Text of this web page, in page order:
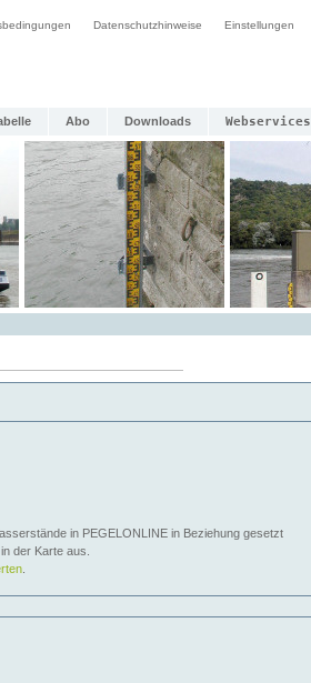
Datenschutzhinweise Einstellungen
Abo Downloads Webservices
in PEGELONLINE in Beziehung gesetzt
in der Karte aus.